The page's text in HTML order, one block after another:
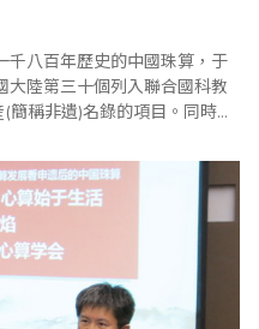
千八百年歷史的中國珠算，于
陸第三十個列入聯合國科教
簡稱非遺)名錄的項目。同時
動檔上的珠子，可以計算加、
程式；珠算透過口述和自學等
重要..